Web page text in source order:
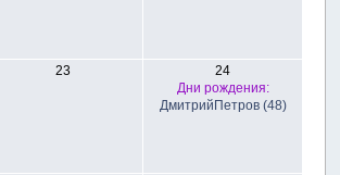
23
24
Дни рождения:
ДмитрийПетров (48)